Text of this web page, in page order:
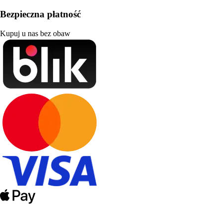
Bezpieczna płatność
Kupuj u nas bez obaw